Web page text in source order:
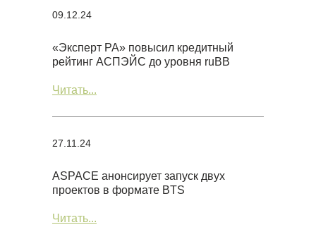
09.12.24
«Эксперт РА» повысил кредитный
рейтинг АСПЭЙС до уровня ruBB
Читать...
27.11.24
ASPACE анонсирует запуск двух
проектов в формате BTS
Читать...